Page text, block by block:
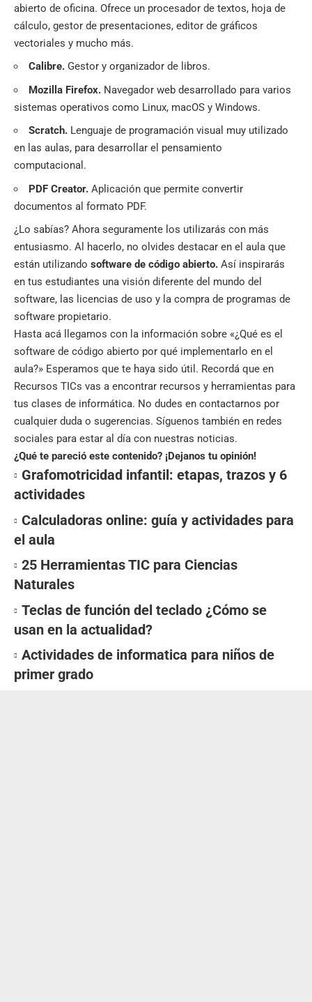
abierto de oficina. Ofrece un procesador de textos, hoja de
cálculo, gestor de presentaciones, editor de gráficos
vectoriales y mucho más.
Calibre. Gestor y organizador de libros.
Mozilla Firefox. Navegador web desarrollado para varios
sistemas operativos como Linux, macOS y Windows.
Scratch. Lenguaje de programación visual muy utilizado
en las aulas, para desarrollar el pensamiento
computacional.
PDF Creator. Aplicación que permite convertir
documentos al formato PDF.
¿Lo sabías? Ahora seguramente los utilizarás con más
entusiasmo. Al hacerlo, no olvides destacar en el aula que
están utilizando software de código abierto. Así inspirarás
en tus estudiantes una visión diferente del mundo del
software, las licencias de uso y la compra de programas de
software propietario.
Hasta acá llegamos con la información sobre «¿Qué es el
software de código abierto por qué implementarlo en el
aula?» Esperamos que te haya sido útil. Recordá que en
Recursos TICs vas a encontrar recursos y herramientas para
tus clases de informática. No dudes en contactarnos por
cualquier duda o sugerencias. Síguenos también en redes
sociales para estar al día con nuestras noticias.
¿Qué te pareció este contenido? ¡Dejanos tu opinión!
Grafomotricidad infantil: etapas, trazos y 6
actividades
Calculadoras online: guía y actividades para
el aula
25 Herramientas TIC para Ciencias
Naturales
Teclas de función del teclado ¿Cómo se
usan en la actualidad?
Actividades de informatica para niños de
primer grado